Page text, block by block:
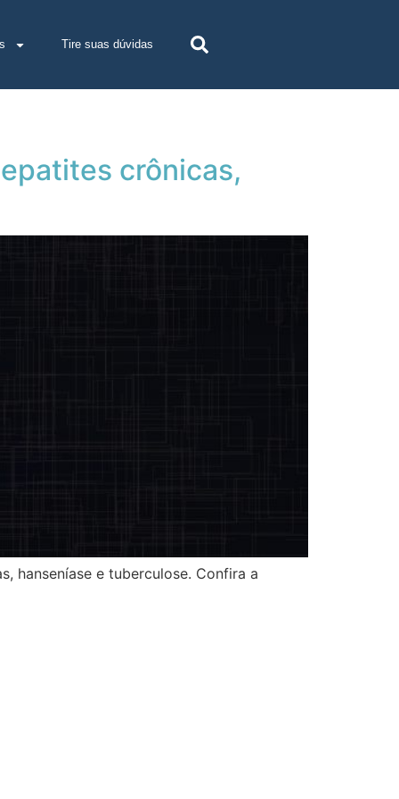
Tire suas dúvidas
crônicas,
hanseníase e tuberculose. Confira a